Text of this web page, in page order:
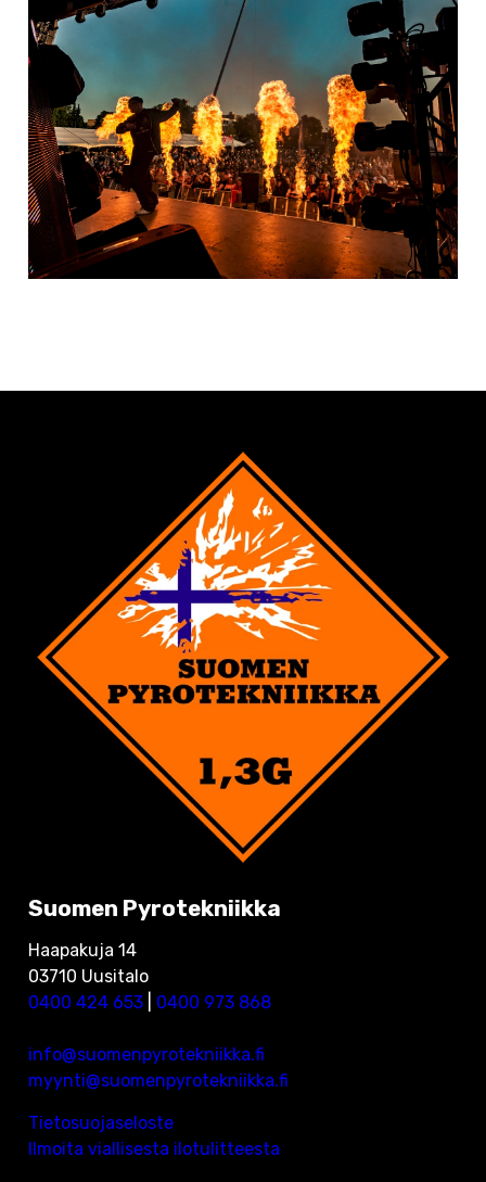
Suomen Pyrotekniikka
Haapakuja 14
03710 Uusitalo
0400 424 653
0400 973 868
info@suomenpyrotekniikka.fi
myynti@suomenpyrotekniikka.fi
Tietosuojaseloste
Ilmoita viallisesta ilotulitteesta